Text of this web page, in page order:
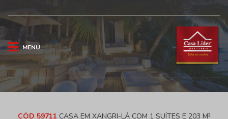
MENU
CÓD 59711 CASA EM XANGRI-LÁ COM 1 SUÍTES E 203 M²